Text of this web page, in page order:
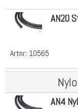
Artnr: 10565
AN20
AN4